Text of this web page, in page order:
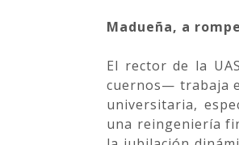
Madueña, a
El rector de la
cuernos— trabaja
universitaria,
una reingeniería